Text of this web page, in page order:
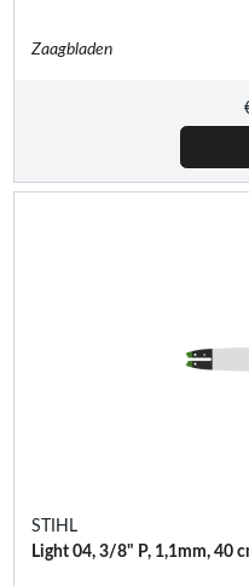
Zaagbladen
STIHL
Light 04, 3/8" P, 1,1mm, 40